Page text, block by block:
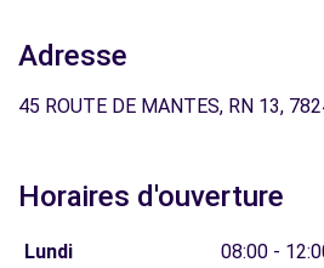
Adresse
45 ROUTE DE MANTES, RN 13,
Horaires d'ouverture
Lundi
08:00 -